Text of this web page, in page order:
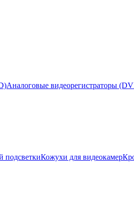
Аналоговые видеорегистраторы
подсветкиКожухи для видеокамер